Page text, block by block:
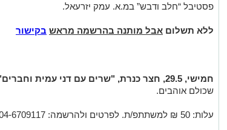
פסטיבל “חלב ודבש” במ.א. עמק יזרעאל.
ללא תשלום אבל מותנה בהרשמה מראש בקישור
חמישי, 29.5, חצר כנרת, "שרים עם דני עמית וחברים":
שכולם אוהבים.
עלות: 50 ₪ למשתתפ/ת. לפרטים ולהרשמה: 04-6709117.